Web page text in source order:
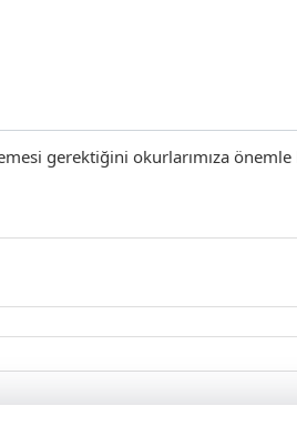
gerektiğini okurlarımıza önemle